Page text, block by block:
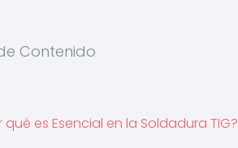
Contenido
es Esencial en la Soldadura TIG?